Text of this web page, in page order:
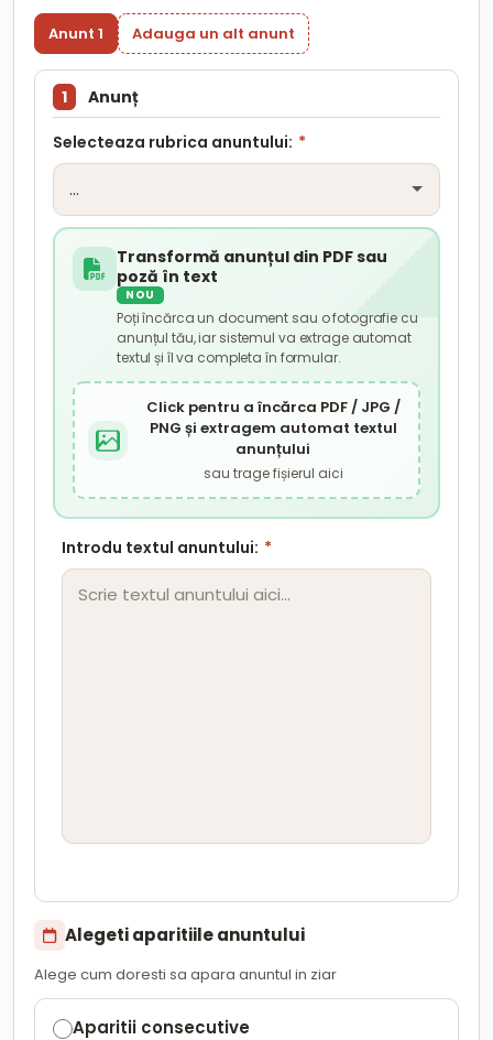
Anunt 1 Adauga un alt anunt
1 Anunț
Selecteaza rubrica anuntului: *
Transformă anunțul din PDF sau
poză în text
NOU
Poți încărca un document sau o fotografie cu
anunțul tău, iar sistemul va extrage automat
textul și îl va completa în formular.
Click pentru a încărca PDF / JPG /
PNG și extragem automat textul
anunțului
sau trage fișierul aici
Introdu textul anuntului: *
Alegeti aparitiile anuntului
Alege cum doresti sa apara anuntul in ziar
Aparitii consecutive